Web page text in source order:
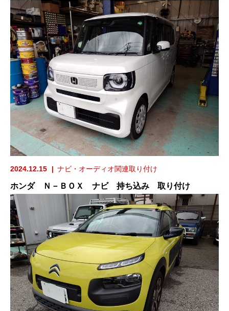
2024.12.15 ナビ・オーディオ関連取り付け
ホンダ Ｎ－ＢＯＸ ナビ 持ち込み 取り付け